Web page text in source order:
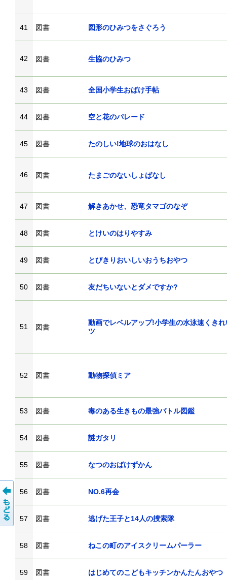
41 図書 図形のひみつをさぐろう
42 図書 生協のひみつ
43 図書 全国小学生おばけ手帖
44 図書 空と花のパレード
45 図書 たのしい!地球のおはなし
46 図書 たまごのないしょばなし
47 図書 解きあかせ、恐竜タマゴのなぞ
48 図書 とけいのはりやすみ
49 図書 とびきりおいしいおうちおやつ
50 図書 友だちいないとダメですか?
51 図書
動画でレベルアップ!小学生の水泳速くき
ツ
52 図書 動物探偵ミア
53 図書 毒のある生きもの最強バトル図鑑
54 図書 謎ガタリ
55 図書 なつのおばけずかん
56 図書 NO.6再会
57 図書 逃げた王子と14人の捜索隊
58 図書 ねこの町のアイスクリームパーラー
59 図書 はじめてのこどもキッチンかんたんおやつ